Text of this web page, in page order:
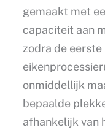
gemaakt met
capaciteit aan
zodra de eerste
onmiddellijk
bepaalde
afhankelijk van